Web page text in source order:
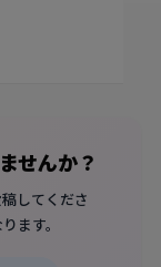
せんか？
してくださ
ます。